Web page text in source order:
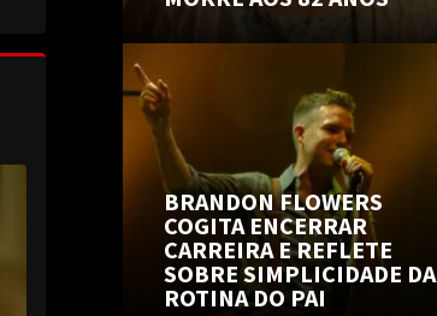
BRANDON FLOWERS
COGITA ENCERRAR
CARREIRA E REFLETE
SOBRE SIMPLICIDADE DA
ROTINA DO PAI